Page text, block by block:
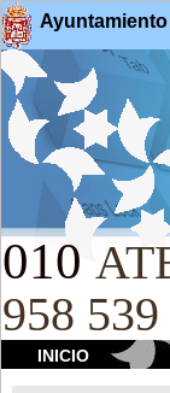
010
958
INICIO